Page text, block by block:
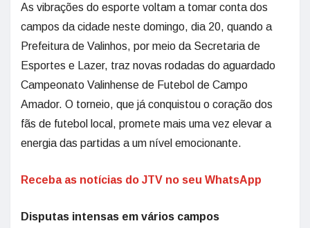
As vibrações do esporte voltam a tomar conta dos
campos da cidade neste domingo, dia 20, quando a
Prefeitura de Valinhos, por meio da Secretaria de
Esportes e Lazer, traz novas rodadas do aguardado
Campeonato Valinhense de Futebol de Campo
Amador. O torneio, que já conquistou o coração dos
fãs de futebol local, promete mais uma vez elevar a
energia das partidas a um nível emocionante.
Receba as notícias do JTV no seu WhatsApp
Disputas intensas em vários campos